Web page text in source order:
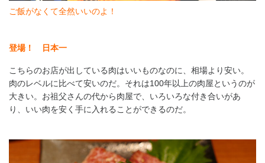
ご飯がなくて全然いいのよ！
登場！ 日本一
こちらのお店が出している肉はいいものなのに、相場より安い。
肉のレベルに比べて安いのだ。それは100年以上の肉屋というのが
大きい。お祖父さんの代から肉屋で、いろいろな付き合いがあ
り、いい肉を安く手に入れることができるのだ。